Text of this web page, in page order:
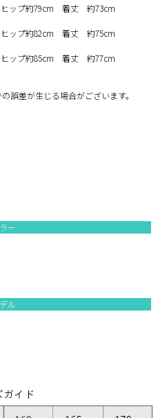
ップ約79cm 着丈 約73cm
ップ約82cm 着丈 約75cm
ップ約85cm 着丈 約77cm
誤差が生じる場合がございます。
ー
ル